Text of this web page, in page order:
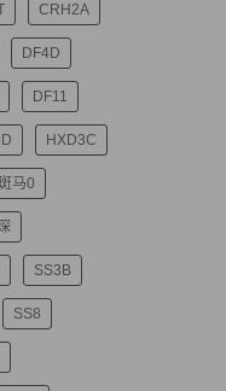
CRH2A
DF4D
DF11
HXD3C
马0
SS3B
SS8